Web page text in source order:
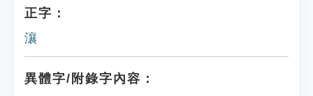
正字：
瀼
異體字/附錄字內容：